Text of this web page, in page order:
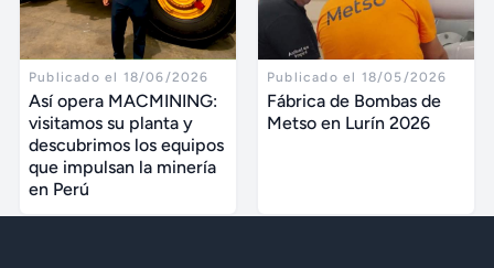
Publicado el 18/06/2026
Así opera MACMINING:
visitamos su planta y
descubrimos los equipos
que impulsan la minería
en Perú
Publicado el 18/05/2026
Fábrica de Bombas de
Metso en Lurín 2026